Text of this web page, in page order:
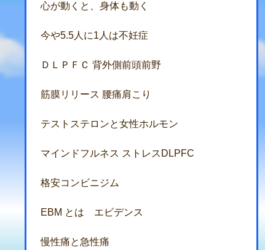
心が動くと、身体も動く
今や5.5人に1人は不妊症
ＤＬＰＦＣ 背外側前頭前野
筋膜リリース 腰痛肩こり
テストステロンと女性ホルモン
マインドフルネス ストレスDLPFC
格安コンビニジム
EBM とは エビデンス
慢性痛と急性痛